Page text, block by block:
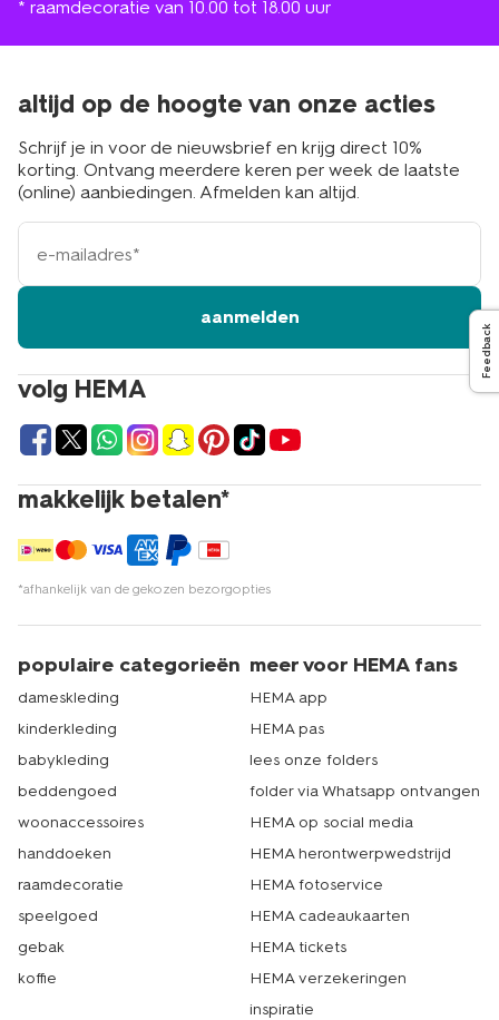
* raamdecoratie van 10.00 tot 18.00 uur
volg HEMA
makkelijk betalen*
*afhankelijk van de gekozen bezorgopties
altijd op de hoogte van onze acties
Schrijf je in voor de nieuwsbrief en krijg direct 10%
korting. Ontvang meerdere keren per week de laatste
(online) aanbiedingen. Afmelden kan altijd.
e-
mailadres
aanmelden
populaire categorieën
dameskleding
kinderkleding
babykleding
beddengoed
woonaccessoires
handdoeken
raamdecoratie
speelgoed
gebak
koffie
meer voor HEMA fans
HEMA app
HEMA pas
lees onze folders
folder via Whatsapp ontvangen
HEMA op social media
HEMA herontwerpwedstrijd
HEMA fotoservice
HEMA cadeaukaarten
HEMA tickets
HEMA verzekeringen
inspiratie
Feedback